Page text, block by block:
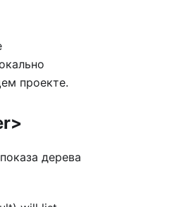
проекте.
дерева